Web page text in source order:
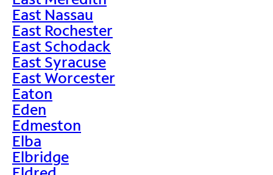
East Nassau
East Rochester
East Schodack
East Syracuse
East Worcester
Eaton
Eden
Edmeston
Elba
Elbridge